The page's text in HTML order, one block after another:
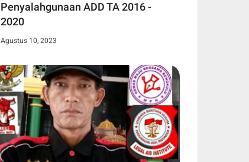
Penyalahgunaan ADD TA 2016 -
2020
Agustus 10, 2023